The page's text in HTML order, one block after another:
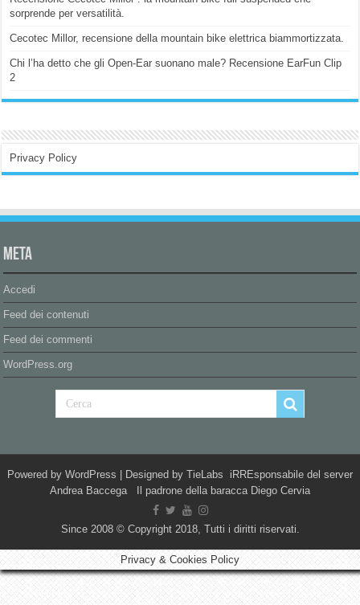
sorprende per versatilità.
Cecotec Millor, recensione della mountain bike elettrica biammortizzata.
Chi l’ha detto che gli Open-Ear suonano male? Recensione EarFun Clip
2
Privacy Policy
Meta
Accedi
Feed dei contenuti
Feed dei commenti
WordPress.org
Powered by WordPress | Designed by TieLabs iRREsponsabile del server
Andrea Baccega Il padrone della baracca Diego Cervia
Since 2008 © Copyright 2018, Tutti i diritti riservati.
Privacy & Cookies Policy